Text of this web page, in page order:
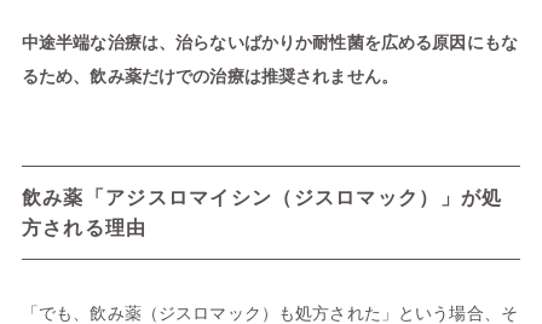
中途半端な治療は、治らないばかりか耐性菌を広める原因にもな
るため、飲み薬だけでの治療は推奨されません。
飲み薬「アジスロマイシン（ジスロマック）」が処
方される理由
「でも、飲み薬（ジスロマック）も処方された」という場合、そ